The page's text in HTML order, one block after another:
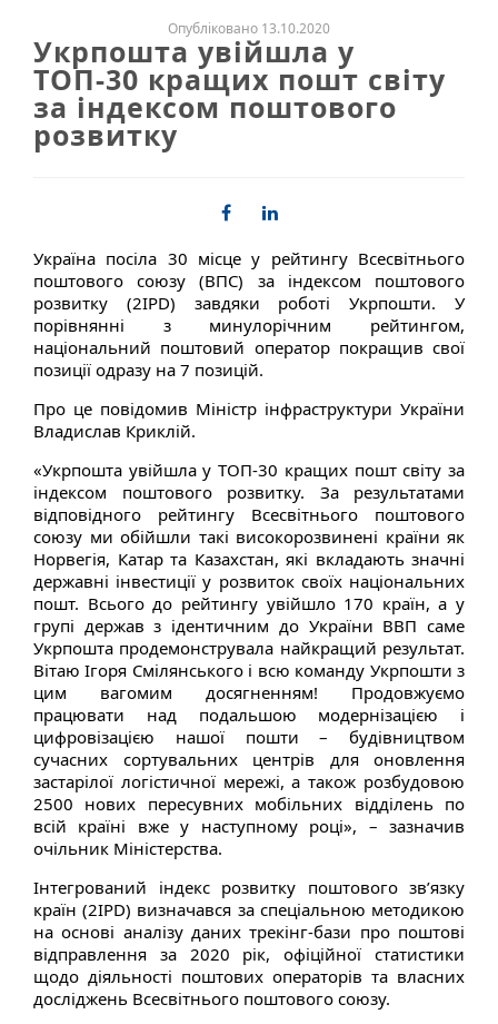
Опубліковано 13.10.2020
Укрпошта увійшла у
ТОП-30 кращих пошт світу
за індексом поштового
розвитку
Україна посіла 30 місце у рейтингу Всесвітнього
поштового союзу (ВПС) за індексом поштового
розвитку (2IPD) завдяки роботі Укрпошти. У
порівнянні з минулорічним рейтингом,
національний поштовий оператор покращив свої
позиції одразу на 7 позицій.
Про це повідомив Міністр інфраструктури України
Владислав Криклій.
«Укрпошта увійшла у ТОП-30 кращих пошт світу за
індексом поштового розвитку. За результатами
відповідного рейтингу Всесвітнього поштового
союзу ми обійшли такі високорозвинені країни як
Норвегія, Катар та Казахстан, які вкладають значні
державні інвестиції у розвиток своїх національних
пошт. Всього до рейтингу увійшло 170 країн, а у
групі держав з ідентичним до України ВВП саме
Укрпошта продемонструвала найкращий результат.
Вітаю Ігоря Смілянського і всю команду Укрпошти з
цим вагомим досягненням! Продовжуємо
працювати над подальшою модернізацією і
цифровізацією нашої пошти – будівництвом
сучасних сортувальних центрів для оновлення
застарілої логістичної мережі, а також розбудовою
2500 нових пересувних мобільних відділень по
всій країні вже у наступному році», – зазначив
очільник Міністерства.
Інтегрований індекс розвитку поштового зв’язку
країн (2IPD) визначався за спеціальною методикою
на основі аналізу даних трекінг-бази про поштові
відправлення за 2020 рік, офіційної статистики
щодо діяльності поштових операторів та власних
досліджень Всесвітнього поштового союзу.